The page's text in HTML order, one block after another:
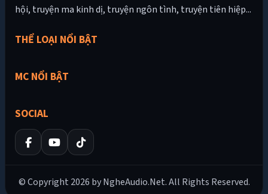
hội, truyện ma kinh dị, truyện ngôn tình, truyện tiên hiệp...
THỂ LOẠI NỔI BẬT
MC NỔI BẬT
SOCIAL
© Copyright 2026 by NgheAudio.Net. All Rights Reserved.